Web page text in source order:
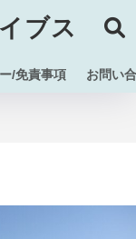
ブス
/免責事項 お問い